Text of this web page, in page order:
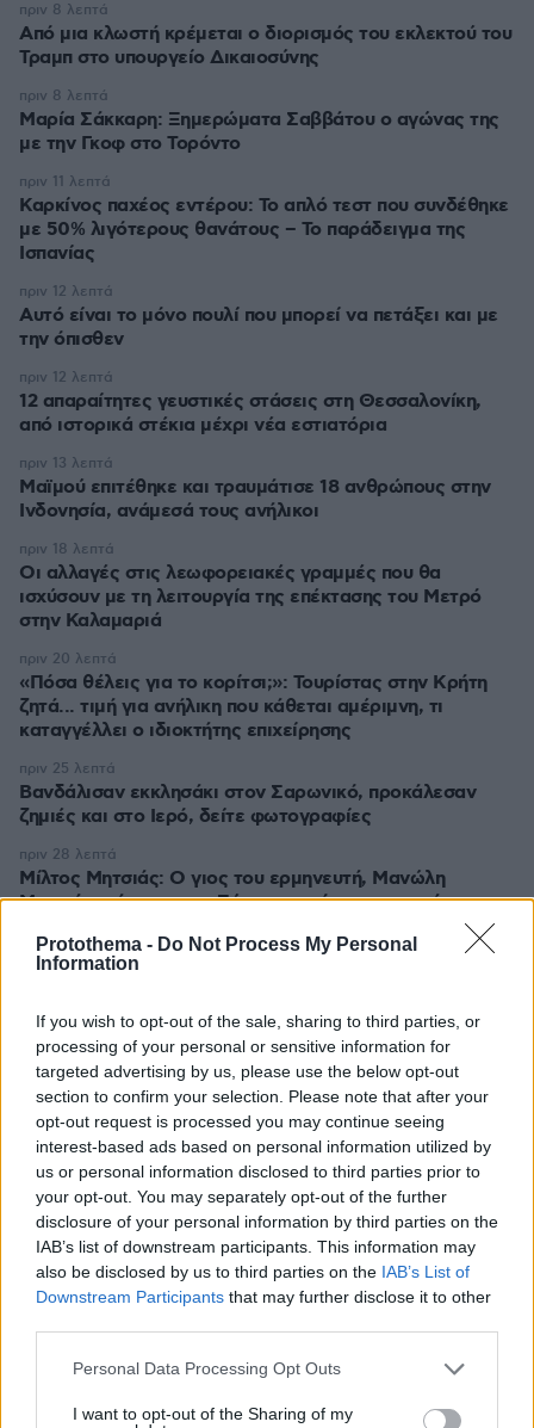
Protothema - Do Not Process My Personal
Information
If you wish to opt-out of the sale, sharing to third parties, or
processing of your personal or sensitive information for
targeted advertising by us, please use the below opt-out
section to confirm your selection. Please note that after your
opt-out request is processed you may continue seeing
interest-based ads based on personal information utilized by
us or personal information disclosed to third parties prior to
your opt-out. You may separately opt-out of the further
disclosure of your personal information by third parties on the
IAB’s list of downstream participants. This information may
also be disclosed by us to third parties on the IAB’s List of
Downstream Participants that may further disclose it to other
Please note that this website/app uses one or more Google
not limited to your visit or usage behaviour. You may click to
Personal Data Processing Opt Outs
I want to opt-out of the Sharing of my
Από μια κλωστή κρέμεται ο διορισμός του εκλεκτού του
Τραμπ στο υπουργείο Δικαιοσύνης
πριν 8 λεπτά
Μαρία Σάκκαρη: Ξημερώματα Σαββάτου ο αγώνας της
με την Γκοφ στο Τορόντο
πριν 8 λεπτά
Καρκίνος παχέος εντέρου: Το απλό τεστ που συνδέθηκε
με 50% λιγότερους θανάτους – Το παράδειγμα της
Ισπανίας
πριν 11 λεπτά
Αυτό είναι το μόνο πουλί που μπορεί να πετάξει και με
την όπισθεν
πριν 12 λεπτά
12 απαραίτητες γευστικές στάσεις στη Θεσσαλονίκη,
από ιστορικά στέκια μέχρι νέα εστιατόρια
πριν 12 λεπτά
Μαϊμού επιτέθηκε και τραυμάτισε 18 ανθρώπους στην
Ινδονησία, ανάμεσά τους ανήλικοι
πριν 13 λεπτά
Οι αλλαγές στις λεωφορειακές γραμμές που θα
ισχύσουν με τη λειτουργία της επέκτασης του Μετρό
στην Καλαμαριά
πριν 18 λεπτά
«Πόσα θέλεις για το κορίτσι;»: Τουρίστας στην Κρήτη
ζητά... τιμή για ανήλικη που κάθεται αμέριμνη, τι
καταγγέλλει ο ιδιοκτήτης επιχείρησης
πριν 20 λεπτά
Βανδάλισαν εκκλησάκι στον Σαρωνικό, προκάλεσαν
ζημιές και στο Ιερό, δείτε φωτογραφίες
πριν 25 λεπτά
Μίλτος Μητσιάς: Ο γιος του ερμηνευτή, Μανώλη
Μητσιά, γράφει για τη Σύρο, τον τόπο-ησυχαστήριο της
πριν 28 λεπτά
ΤΑ ΠΙΟ ΔΗΜΟΦΙΛΗ